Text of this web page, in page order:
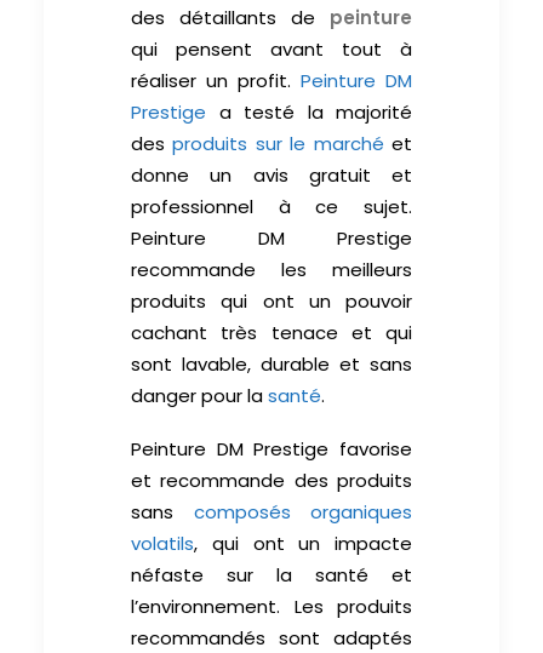
des détaillants de peinture
qui pensent avant tout à
réaliser un profit. Peinture DM
Prestige a testé la majorité
desproduits sur le marché et
donne un avis gratuit et
professionnel à ce sujet.
Peinture DM Prestige
recommande les meilleurs
produits qui ont un pouvoir
cachant très tenace et qui
sont lavable, durable et sans
danger pour lasanté.
Peinture DM Prestige favorise
et recommande des produits
sans composés organiques
volatils, qui ont un impacte
néfaste sur la santé et
l’environnement. Les produits
recommandés sont adaptés